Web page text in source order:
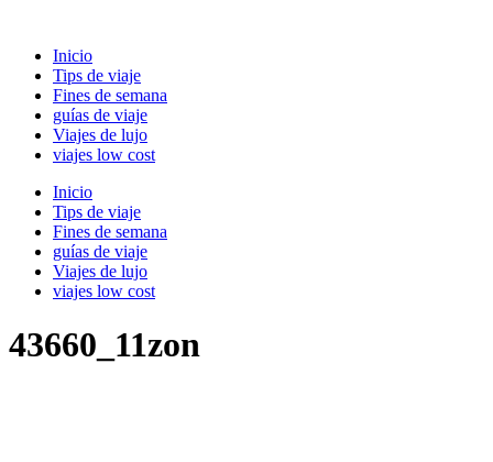
contenido
Inicio
Tips de viaje
Fines de semana
guías de viaje
Viajes de lujo
viajes low cost
Inicio
Tips de viaje
Fines de semana
guías de viaje
Viajes de lujo
viajes low cost
43660_11zon